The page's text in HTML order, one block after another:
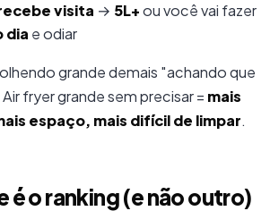
visita → 5L+ou você vai fazer
dia e odiar
grande demais "achando que
Air fryer grande sem precisar = mais
espaço, mais difícil de limpar.
é o ranking (e não outro)